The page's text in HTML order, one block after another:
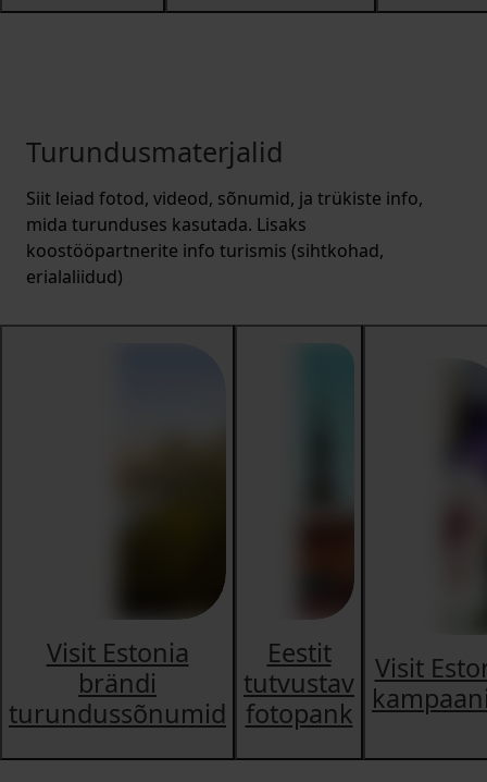
Turundusmaterjalid
Siit leiad fotod, videod, sõnumid, ja trükiste info,
mida turunduses kasutada. Lisaks
koostööpartnerite info turismis (sihtkohad,
erialaliidud)
Visit Estonia
brändi
turundussõnumid
Eestit
tutvustav
fotopank
Visit